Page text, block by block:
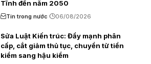
Tĩnh đến năm 2050
Tin trong nước 06/08/2026
Sửa Luật Kiến trúc: Đẩy mạnh phân
cấp, cắt giảm thủ tục, chuyển từ tiền
kiểm sang hậu kiểm